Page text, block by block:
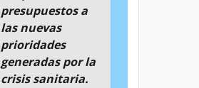
presupuestos a
las nuevas
prioridades
generadas por la
crisis sanitaria.